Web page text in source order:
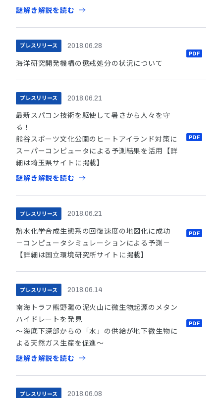
謎解き解説を読む
プレスリリース 2018.06.28
海洋研究開発機構の懲戒処分の状況について
プレスリリース 2018.06.21
最新スパコン技術を駆使して暑さから人々を守
る！
熊谷スポーツ文化公園のヒートアイランド対策に
スーパーコンピュータによる予測結果を活用【詳
細は埼玉県サイトに掲載】
謎解き解説を読む
プレスリリース 2018.06.21
熱水化学合成生態系の回復速度の地図化に成功
－コンピュータシミュレーションによる予測－
【詳細は国立環境研究所サイトに掲載】
プレスリリース 2018.06.14
南海トラフ熊野灘の泥火山に微生物起源のメタン
ハイドレートを発見
～海底下深部からの「水」の供給が地下微生物に
よる天然ガス生産を促進～
謎解き解説を読む
プレスリリース 2018.06.08